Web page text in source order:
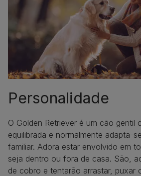
Personalidade
O Golden Retriever é um cão gentil
equilibrada e normalmente adapta-
familiar. Adora estar envolvido em
seja dentro ou fora de casa. São,
de cobro e tentarão arrastar, puxar